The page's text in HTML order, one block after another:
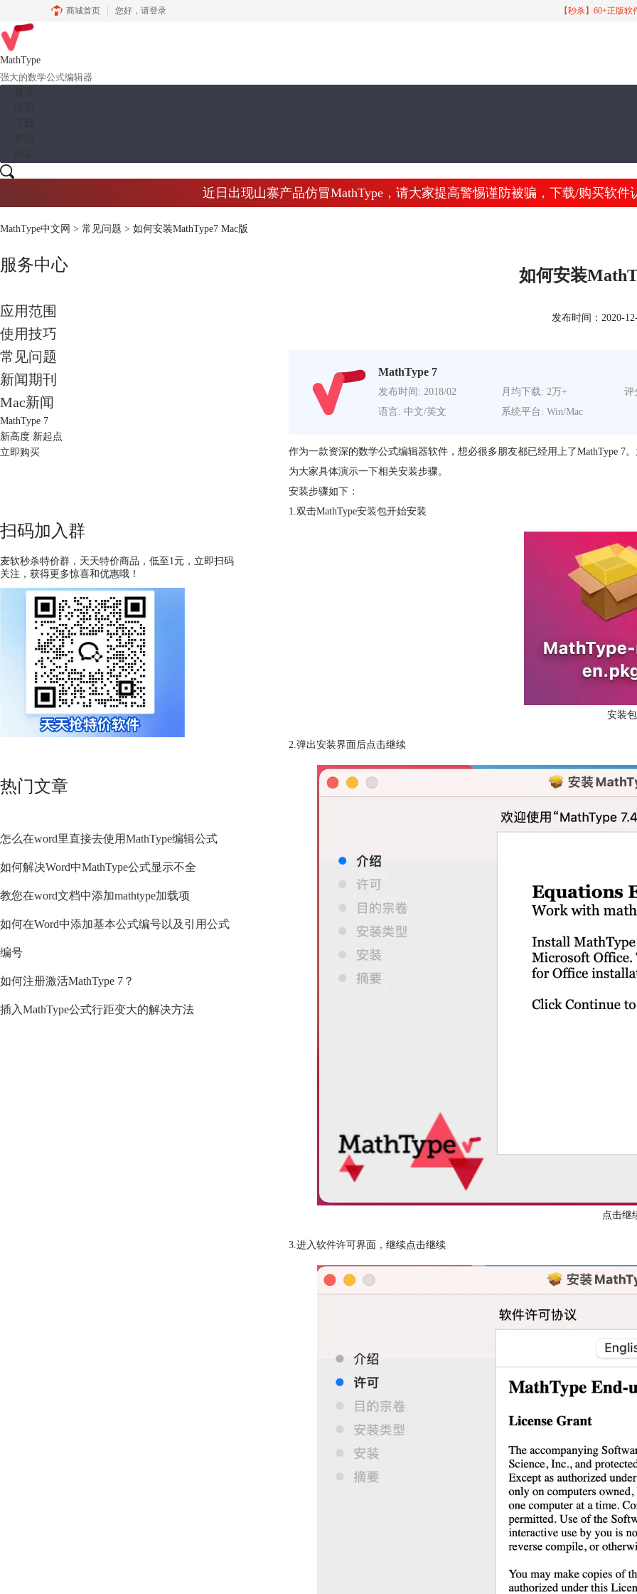
商城首页 您好， 请登录 【秒杀】60+正版
MathType
强大的数学公式编辑器
近日出现山寨产品仿冒MathType，请大家提高警惕谨防被骗，下载/购买软件
MathType中文网 > 常见问题 > 如何安装MathType7 Mac版
服务中心
应用范围
使用技巧
常见问题
新闻期刊
Mac新闻
MathType 7
新高度 新起点
立即购买
扫码加入群
麦软秒杀特价群，天天特价商品，低至1元，立即扫码
关注，获得更多惊喜和优惠哦！
热门文章
怎么在word里直接去使用MathType编辑公式
如何解决Word中MathType公式显示不全
教您在word文档中添加mathtype加载项
如何在Word中添加基本公式编号以及引用公式
编号
如何注册激活MathType 7？
插入MathType公式行距变大的解决方法
如何安装
发布时间：2020-
MathType 7
发布时间: 2018/02 月均下载: 2万+
评
语言: 中文/英文
系统平台: Win/Mac
作为一款资深的数学公式编辑器软件，想必很多朋友都已经用上了MathType 7
为大家具体演示一下相关安装步骤。
安装步骤如下：
1.双击MathType安装包开始安装
安装包
2.弹出安装界面后点击继续
点击继
3.进入软件许可界面，继续点击继续